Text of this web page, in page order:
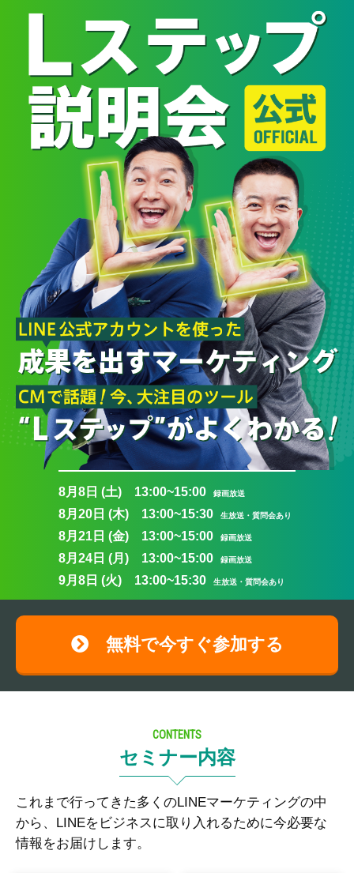
8月8日 (土) 13:00~15:00 録画放送
8月20日 (木) 13:00~15:30 生放送・質問会あり
8月21日 (金) 13:00~15:00 録画放送
8月24日 (月) 13:00~15:00 録画放送
9月8日 (火) 13:00~15:30 生放送・質問会あり
無料で今すぐ参加する
CONTENTS
セミナー内容
これまで行ってきた多くのLINEマーケティングの中
から、LINEをビジネスに取り入れるために今必要な
情報をお届けします。